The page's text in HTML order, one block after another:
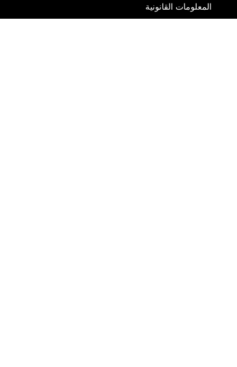
المعلومات القانونية